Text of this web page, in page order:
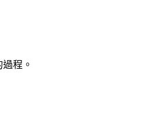
程。